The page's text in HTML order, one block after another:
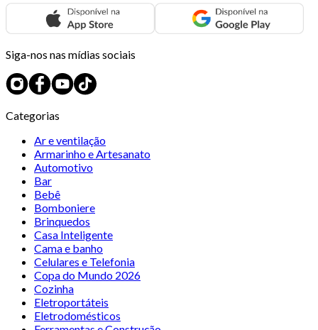
Siga-nos nas mídias sociais
Categorias
Ar e ventilação
Armarinho e Artesanato
Automotivo
Bar
Bebê
Bomboniere
Brinquedos
Casa Inteligente
Cama e banho
Celulares e Telefonia
Copa do Mundo 2026
Cozinha
Eletroportáteis
Eletrodomésticos